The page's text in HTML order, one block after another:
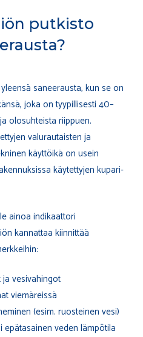
putkisto
saneerausta, kun se on
joka on tyypillisesti 40–
olosuhteista riippuen.
valurautaisten ja
käyttöikä on usein
käytettyjen kupari-
ainoa indikaattori
kannattaa kiinnittää
vesivahingot
viemäreissä
(esim. ruosteinen vesi)
veden lämpötila